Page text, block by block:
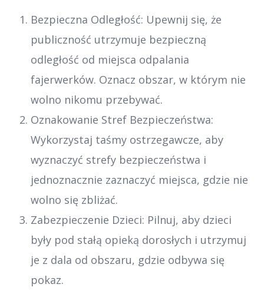
Bezpieczna Odległość: Upewnij się, że
publiczność utrzymuje bezpieczną
odległość od miejsca odpalania
fajerwerków. Oznacz obszar, w którym nie
wolno nikomu przebywać.
Oznakowanie Stref Bezpieczeństwa:
Wykorzystaj taśmy ostrzegawcze, aby
wyznaczyć strefy bezpieczeństwa i
jednoznacznie zaznaczyć miejsca, gdzie nie
wolno się zbliżać.
Zabezpieczenie Dzieci: Pilnuj, aby dzieci
były pod stałą opieką dorosłych i utrzymuj
je z dala od obszaru, gdzie odbywa się
pokaz.